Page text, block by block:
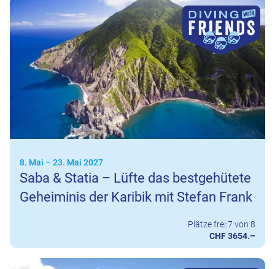
8. Mai – 23. Mai 2027
Saba & Statia – Lüfte das bestgehütete
Geheiminis der Karibik mit Stefan Frank
Plätze frei:7 von 8
CHF 3654.–